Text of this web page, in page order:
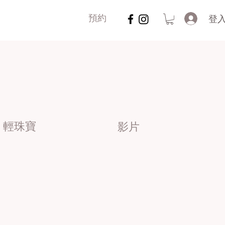
預約 登
輕珠寶 影片